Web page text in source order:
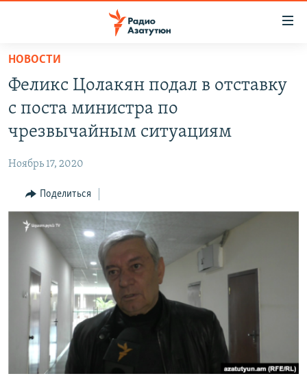
Перейти
основному
содержанию
основной
навигации
Перейти
поиску
ЭКОНОМИКА
РЕГИОН
НАГОРНЫЙ КАРАБАХ
КУЛЬТУРА
СПОРТ
АРХИВ
Հայերեն
English
НОВОСТИ
Феликс Цолакян подал в отставку
с поста министра по
чрезвычайным ситуациям
Ноябрь 17, 2020
Поделиться